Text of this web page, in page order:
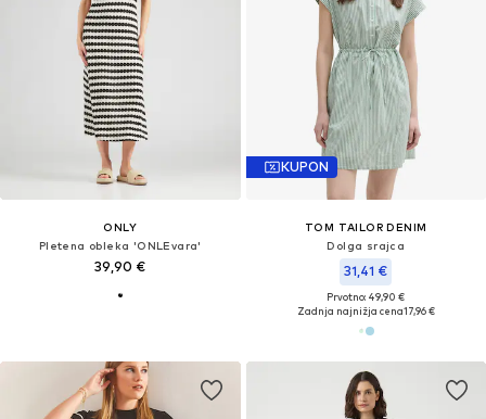
ONLY
Pletena obleka 'ONLEvara'
39,90 €
KUPON
TOM TAILOR DENIM
Dolga srajca
31,41 €
Prvotno: 49,90 €
Zadnja najnižja cena17,96 €